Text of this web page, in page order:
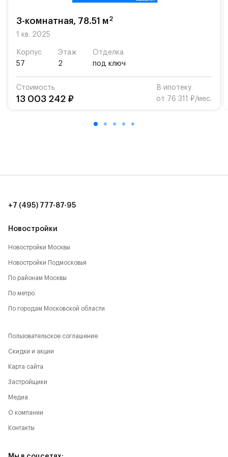
возможность посещения частной гимназии
Для автомобилистов — закрытые озеленённые
Территория квартала приватная, въезд
осуществляется по пропускам.#yan19-2r1509175#
3-комнатная, 78.51 м2
1 кв. 2025
Корпус
57
Этаж
2
Отделка
под ключ
Стоимость
13 003 242 ₽
В ипотеку
от 76 311 ₽/мес.
Новостройки
Новостройки Москвы
Новостройки Подмосковья
По районам Москвы
По метро
По городам Московской области
+7 (495) 777-87-95
Пользовательское соглашение
Скидки и акции
Карта сайта
Застройщики
Медиа
О компании
Контакты